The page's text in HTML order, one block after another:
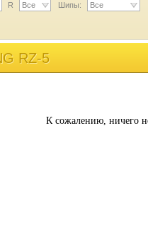
R Все Шипы: Все
RZ-5
К сожалению, ничего